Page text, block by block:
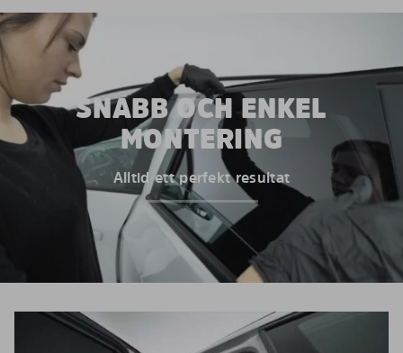
SNABB OCH ENKEL
MONTERING
Alltid ett perfekt resultat